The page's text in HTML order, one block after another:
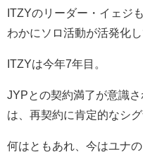
ITZYのリーダー・イェジ
わかにソロ活動が活発化
ITZYは今年7年目。
JYP との契約満了が意識
は、再契約に肯定的なシ
何はともあれ、今はユナ